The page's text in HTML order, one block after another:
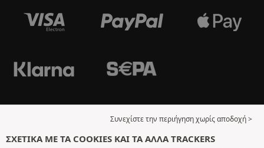
Συνεχίστε την περιήγηση χωρίς αποδοχή >
ΣΧΕΤΙΚΆ ΜΕ ΤΑ COOKIES ΚΑΙ ΤΑ ΆΛΛΑ TRACKERS